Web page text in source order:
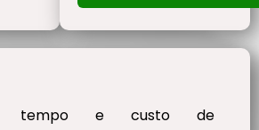
tempo e custo de